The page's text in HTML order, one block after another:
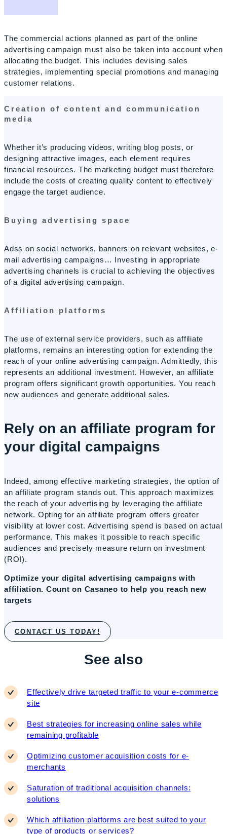
The commercial actions planned as part of the online
advertising campaign must also be taken into account when
allocating the budget. This includes devising sales
strategies, implementing special promotions and managing
customer relations.
Creation of content and communication
media
Whether it’s producing videos, writing blog posts, or
designing attractive images, each element requires
financial resources. The marketing budget must therefore
include the costs of creating quality content to effectively
engage the target audience.
Buying advertising space
Adss on social networks, banners on relevant websites, e-
mail advertising campaigns… Investing in appropriate
advertising channels is crucial to achieving the objectives
of a digital advertising campaign.
Affiliation platforms
The use of external service providers, such as affiliate
platforms, remains an interesting option for extending the
reach of your online advertising campaign. Admittedly, this
represents an additional investment. However, an affiliate
program offers significant growth opportunities. You reach
new audiences and generate additional sales.
Rely on an affiliate program for
your digital campaigns
Indeed, among effective marketing strategies, the option of
an affiliate program stands out. This approach maximizes
the reach of your advertising by leveraging the affiliate
network. Opting for an affiliate program offers greater
visibility at lower cost. Advertising spend is based on actual
performance. This makes it possible to reach specific
audiences and precisely measure return on investment
(ROI).
Optimize your digital advertising campaigns with
affiliation. Count on Casaneo to help you reach new
targets
CONTACT US TODAY!
See also
Effectively drive targeted traffic to your e-commerce
site
Best strategies for increasing online sales while
remaining profitable
Optimizing customer acquisition costs for e-
merchants
Saturation of traditional acquisition channels:
solutions
Which affiliation platforms are best suited to your
type of products or services?